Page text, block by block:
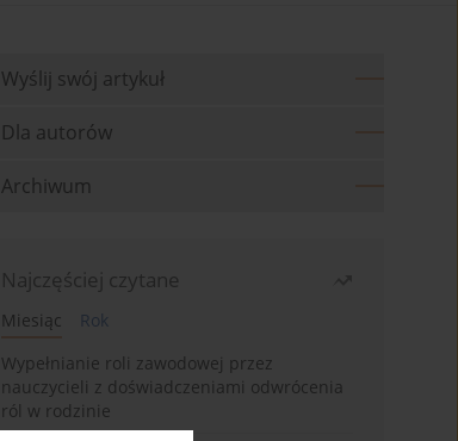
Wyślij swój artykuł
Dla autorów
Archiwum
Najczęściej czytane
Miesiąc
Rok
Wypełnianie roli zawodowej przez
nauczycieli z doświadczeniami odwrócenia
ról w rodzinie